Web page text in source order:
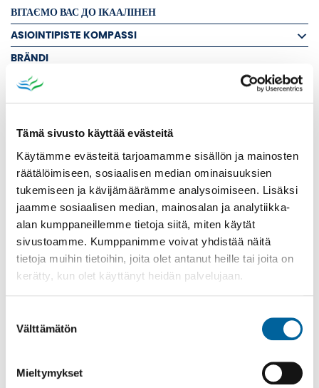
Tämä sivusto käyttää evästeitä
Käytämme evästeitä tarjoamamme sisällön ja mainosten
räätälöimiseen, sosiaalisen median ominaisuuksien
tukemiseen ja kävijämäärämme analysoimiseen. Lisäksi
jaamme sosiaalisen median, mainosalan ja analytiikka-
alan kumppaneillemme tietoja siitä, miten käytät
sivustoamme. Kumppanimme voivat yhdistää näitä
tietoja muihin tietoihin, joita olet antanut heille tai joita on
kerätty, kun olet käyttänyt heidän palvelujaan.
valinta
Välttämätön
Mieltymykset
ВІТАЄМО ВАС ДО ІКААЛІНЕН
ASIOINTIPISTE KOMPASSI
BRÄNDI
KUNTAINFO
LASKUTUSTIEDOT
LUOTTAMUSHENKILÖT JA LAUTAKUNNAT
PÄÄTÖKSET
SAAVUTETTAVUUS
SÄHKÖISET PALVELUT
TIETOPALVELU JA TIETOSUOJA
VANHUS- JA VAMMAISNEUVOSTO
VAALIT
PRESIDENTINVAALIT 2024
ÄÄNESTÄMINEN LAITOKSISSA